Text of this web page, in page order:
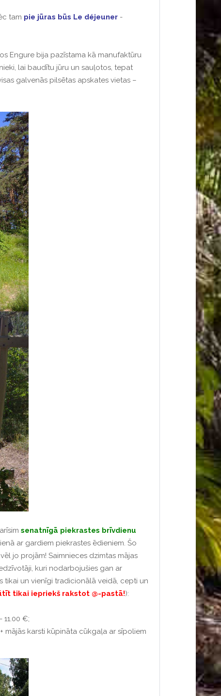
tam pie jūras būs Le déjeuner -
Engure bija pazīstama kā manufaktūru
lai baudītu jūru un sauļotos, tepat
galvenās pilsētas apskates vietas –
senatnīgā piekrastes brīvdienu
ar gardiem piekrastes ēdieniem. Šo
jo projām! Saimnieces dzimtas mājas
kuri nodarbojušies gan ar
tikai un vienīgi tradicionālā veidā, cepti un
tikai iepriekš rakstot @-pastā!):
€;
mājās karsti kūpināta cūkgaļa ar sīpoliem